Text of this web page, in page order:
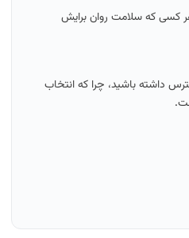
کسی که سلامت روان برایش
داشته باشید، چرا که انتخاب